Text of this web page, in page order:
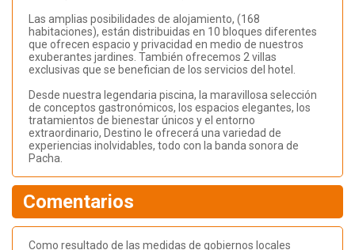
Las amplias posibilidades de alojamiento, (168
habitaciones), están distribuidas en 10 bloques diferentes
que ofrecen espacio y privacidad en medio de nuestros
exuberantes jardines. También ofrecemos 2 villas
exclusivas que se benefician de los servicios del hotel.
Desde nuestra legendaria piscina, la maravillosa selección
de conceptos gastronómicos, los espacios elegantes, los
tratamientos de bienestar únicos y el entorno
extraordinario, Destino le ofrecerá una variedad de
experiencias inolvidables, todo con la banda sonora de
Pacha.
Comentarios
Como resultado de las medidas de gobiernos locales